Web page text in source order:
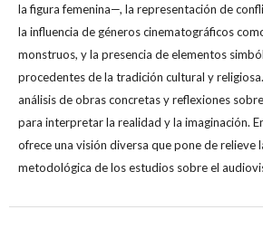
la figura femenina—, la representación de
la influencia de géneros cinematográficos
monstruos, y la presencia de elementos
procedentes de la tradición cultural y
análisis de obras concretas y reflexiones
para interpretar la realidad y la imaginación.
ofrece una visión diversa que pone de relieve
metodológica de los estudios sobre el